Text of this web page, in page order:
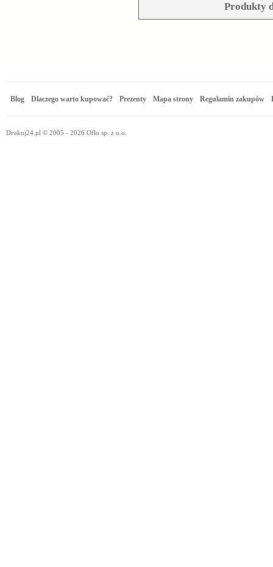
Produkty
Blog Dlaczego warto kupować? Prezenty Mapa strony Regulamin zakupów
Drukuj24.pl © 2005 - 2026 Oflo sp. z o.o.